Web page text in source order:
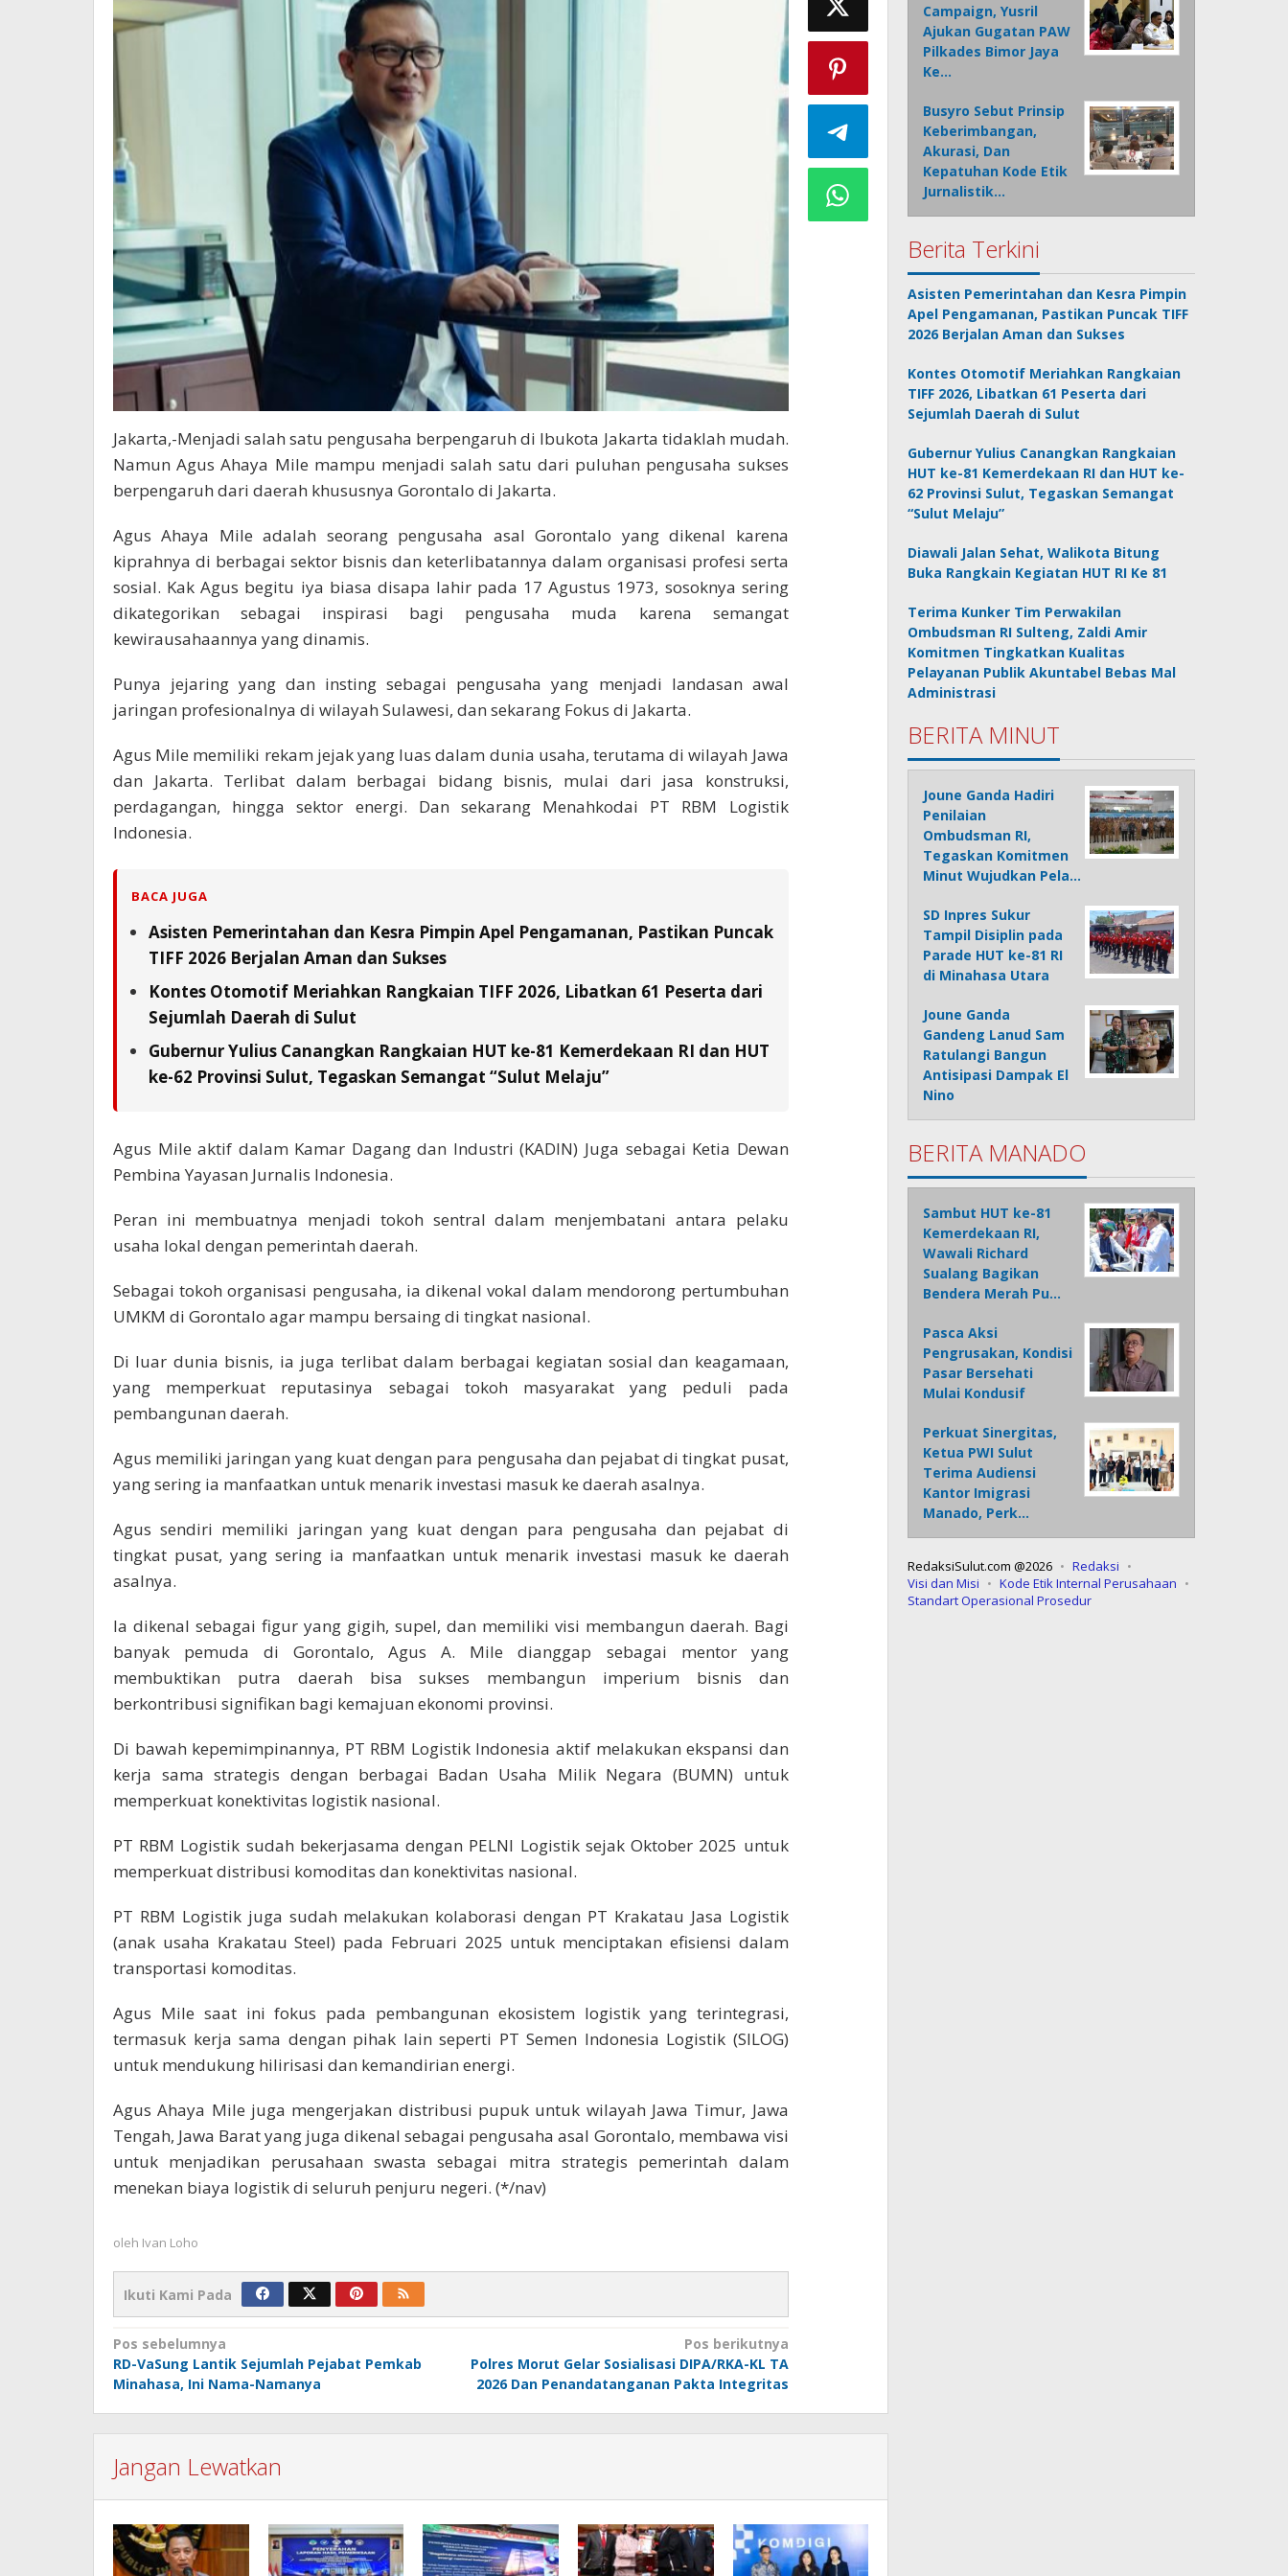
Jakarta,-Menjadi salah satu pengusaha berpengaruh di Ibukota Jakarta tidaklah mudah.
Namun Agus Ahaya Mile mampu menjadi salah satu dari puluhan pengusaha sukses
berpengaruh dari daerah khususnya Gorontalo di Jakarta.
Agus Ahaya Mile adalah seorang pengusaha asal Gorontalo yang dikenal karena
kiprahnya di berbagai sektor bisnis dan keterlibatannya dalam organisasi profesi serta
sosial. Kak Agus begitu iya biasa disapa lahir pada 17 Agustus 1973, sosoknya sering
dikategorikan sebagai inspirasi bagi pengusaha muda karena semangat
kewirausahaannya yang dinamis.
Punya jejaring yang dan insting sebagai pengusaha yang menjadi landasan awal
jaringan profesionalnya di wilayah Sulawesi, dan sekarang Fokus di Jakarta.
Agus Mile memiliki rekam jejak yang luas dalam dunia usaha, terutama di wilayah Jawa
dan Jakarta. Terlibat dalam berbagai bidang bisnis, mulai dari jasa konstruksi,
perdagangan, hingga sektor energi. Dan sekarang Menahkodai PT RBM Logistik
Indonesia.
BACA JUGA
Asisten Pemerintahan dan Kesra Pimpin Apel Pengamanan, Pastikan Puncak
TIFF 2026 Berjalan Aman dan Sukses
Kontes Otomotif Meriahkan Rangkaian TIFF 2026, Libatkan 61 Peserta dari
Sejumlah Daerah di Sulut
Gubernur Yulius Canangkan Rangkaian HUT ke-81 Kemerdekaan RI dan HUT
ke-62 Provinsi Sulut, Tegaskan Semangat “Sulut Melaju”
Agus Mile aktif dalam Kamar Dagang dan Industri (KADIN) Juga sebagai Ketia Dewan
Pembina Yayasan Jurnalis Indonesia.
Peran ini membuatnya menjadi tokoh sentral dalam menjembatani antara pelaku
usaha lokal dengan pemerintah daerah.
Sebagai tokoh organisasi pengusaha, ia dikenal vokal dalam mendorong pertumbuhan
UMKM di Gorontalo agar mampu bersaing di tingkat nasional.
Di luar dunia bisnis, ia juga terlibat dalam berbagai kegiatan sosial dan keagamaan,
yang memperkuat reputasinya sebagai tokoh masyarakat yang peduli pada
pembangunan daerah.
Agus memiliki jaringan yang kuat dengan para pengusaha dan pejabat di tingkat pusat,
yang sering ia manfaatkan untuk menarik investasi masuk ke daerah asalnya.
Agus sendiri memiliki jaringan yang kuat dengan para pengusaha dan pejabat di
tingkat pusat, yang sering ia manfaatkan untuk menarik investasi masuk ke daerah
asalnya.
Ia dikenal sebagai figur yang gigih, supel, dan memiliki visi membangun daerah. Bagi
banyak pemuda di Gorontalo, Agus A. Mile dianggap sebagai mentor yang
membuktikan putra daerah bisa sukses membangun imperium bisnis dan
berkontribusi signifikan bagi kemajuan ekonomi provinsi.
Di bawah kepemimpinannya, PT RBM Logistik Indonesia aktif melakukan ekspansi dan
kerja sama strategis dengan berbagai Badan Usaha Milik Negara (BUMN) untuk
memperkuat konektivitas logistik nasional.
PT RBM Logistik sudah bekerjasama dengan PELNI Logistik sejak Oktober 2025 untuk
memperkuat distribusi komoditas dan konektivitas nasional.
PT RBM Logistik juga sudah melakukan kolaborasi dengan PT Krakatau Jasa Logistik
(anak usaha Krakatau Steel) pada Februari 2025 untuk menciptakan efisiensi dalam
transportasi komoditas.
Agus Mile saat ini fokus pada pembangunan ekosistem logistik yang terintegrasi,
termasuk kerja sama dengan pihak lain seperti PT Semen Indonesia Logistik (SILOG)
untuk mendukung hilirisasi dan kemandirian energi.
Agus Ahaya Mile juga mengerjakan distribusi pupuk untuk wilayah Jawa Timur, Jawa
Tengah, Jawa Barat yang juga dikenal sebagai pengusaha asal Gorontalo, membawa visi
untuk menjadikan perusahaan swasta sebagai mitra strategis pemerintah dalam
menekan biaya logistik di seluruh penjuru negeri. (*/nav)
oleh Ivan Loho
Ikuti Kami Pada
Navigasi
pos
Pos sebelumnya
RD-VaSung Lantik Sejumlah Pejabat Pemkab
Minahasa, Ini Nama-Namanya
Pos berikutnya
Polres Morut Gelar Sosialisasi DIPA/RKA-KL TA
2026 Dan Penandatanganan Pakta Integritas
Jangan Lewatkan
Campaign, Yusril
Ajukan Gugatan PAW
Pilkades Bimor Jaya
Ke…
Busyro Sebut Prinsip
Keberimbangan,
Akurasi, Dan
Kepatuhan Kode Etik
Jurnalistik…
Berita Terkini
Asisten Pemerintahan dan Kesra Pimpin
Apel Pengamanan, Pastikan Puncak TIFF
2026 Berjalan Aman dan Sukses
Kontes Otomotif Meriahkan Rangkaian
TIFF 2026, Libatkan 61 Peserta dari
Sejumlah Daerah di Sulut
Gubernur Yulius Canangkan Rangkaian
HUT ke-81 Kemerdekaan RI dan HUT ke-
62 Provinsi Sulut, Tegaskan Semangat
“Sulut Melaju”
Diawali Jalan Sehat, Walikota Bitung
Buka Rangkain Kegiatan HUT RI Ke 81
Terima Kunker Tim Perwakilan
Ombudsman RI Sulteng, Zaldi Amir
Komitmen Tingkatkan Kualitas
Pelayanan Publik Akuntabel Bebas Mal
Administrasi
BERITA MINUT
Joune Ganda Hadiri
Penilaian
Ombudsman RI,
Tegaskan Komitmen
Minut Wujudkan Pela…
SD Inpres Sukur
Tampil Disiplin pada
Parade HUT ke-81 RI
di Minahasa Utara
Joune Ganda
Gandeng Lanud Sam
Ratulangi Bangun
Antisipasi Dampak El
Nino
BERITA MANADO
Sambut HUT ke-81
Kemerdekaan RI,
Wawali Richard
Sualang Bagikan
Bendera Merah Pu…
Pasca Aksi
Pengrusakan, Kondisi
Pasar Bersehati
Mulai Kondusif
Perkuat Sinergitas,
Ketua PWI Sulut
Terima Audiensi
Kantor Imigrasi
Manado, Perk…
RedaksiSulut.com @2026
Redaksi
Visi dan Misi
Kode Etik Internal Perusahaan
Standart Operasional Prosedur